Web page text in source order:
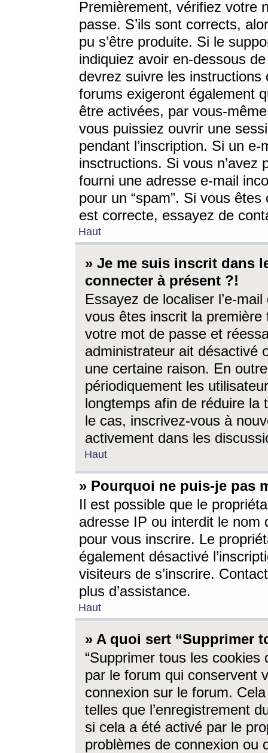
Premièrement, vérifiez votre
passe. S’ils sont corrects,
pu s’être produite. Si le
indiquiez avoir en-dessous
devrez suivre les
forums exigeront également
être activées, par vous-
vous puissiez ouvrir une
pendant l’inscription. Si un
insctructions. Si vous n’avez
fourni une adresse e-mail
pour un “spam”. Si vous
est correcte, essayez de
Haut
» Je me suis inscrit dans
connecter à présent ?!
Essayez de localiser l’e-
vous êtes inscrit la première
votre mot de passe et
administrateur ait désactivé
une certaine raison. En
périodiquement les
longtemps afin de réduire la
le cas, inscrivez-vous à
activement dans les
Haut
» Pourquoi ne puis-je pas
Il est possible que le
adresse IP ou interdit le nom
pour vous inscrire. Le
également désactivé
visiteurs de s’inscrire.
plus d’assistance.
Haut
» A quoi sert “Supprimer
“Supprimer tous les cookies
par le forum qui conservent
connexion sur le forum.
telles que l’enregistrement
si cela a été activé par le
problèmes de connexion ou